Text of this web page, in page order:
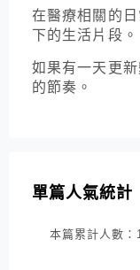
在醫療相關的
下的生活片段。
如果有一天更
的節奏。
單篇人氣統計
本篇累計人數：